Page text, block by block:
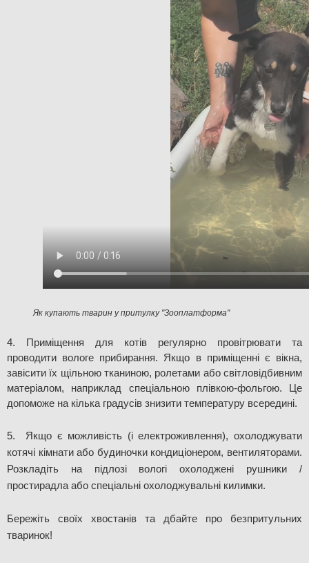
Як купають тварин у притулку "Зооплатформа"
4.
Приміщення для котів регулярно провітрювати та
проводити вологе прибирання. Якщо в приміщенні є вікна,
завісити їх щільною тканиною, ролетами або світловідбивним
матеріалом, наприклад спеціальною плівкою-фольгою. Це
допоможе на кілька градусів знизити температуру всередині.
5.
Якщо є можливість (і електроживлення), охолоджувати
котячі кімнати або будиночки кондиціонером, вентиляторами.
Розкладіть на підлозі вологі охолоджені рушники /
простирадла або спеціальні охолоджувальні килимки.
Бережіть своїх хвостанів та дбайте про безпритульних
тваринок!